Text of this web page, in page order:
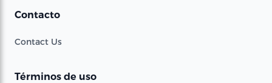
Contacto
Contact Us
Términos de uso